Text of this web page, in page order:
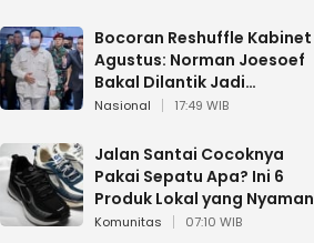
Bocoran Reshuffle Kabinet
Agustus: Norman Joesoef
Bakal Dilantik Jadi
Wamenhan RI
Nasional 17:49 WIB
Jalan Santai Cocoknya
Pakai Sepatu Apa? Ini 6
Produk Lokal yang Nyaman
Buat 17 Agustusan
Komunitas 07:10 WIB